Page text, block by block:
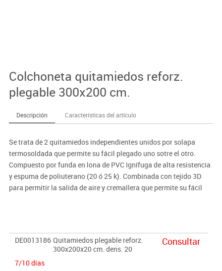
Colchoneta quitamiedos reforz.
plegable 300x200 cm.
Descripción Características del artículo
Se trata de 2 quitamiedos independientes unidos por solapa
termosoldada que permite su fácil plegado uno sotre el otro.
Compuesto por funda en lona de PVC Ignífuga de alta resistencia
y espuma de poliuterano (20 ó 25 k). Combinada con tejido 3D
para permitir la salida de aire y cremallera que permite su fácil
Recuerda la funda para tu colchoneta (Referencias): DE9924120 -
DE9924130 - DE9924140 - DE9924150
DE0013186 Quitamiedos plegable reforz.
300x200x20 cm. dens. 20
7/10 días
Consultar